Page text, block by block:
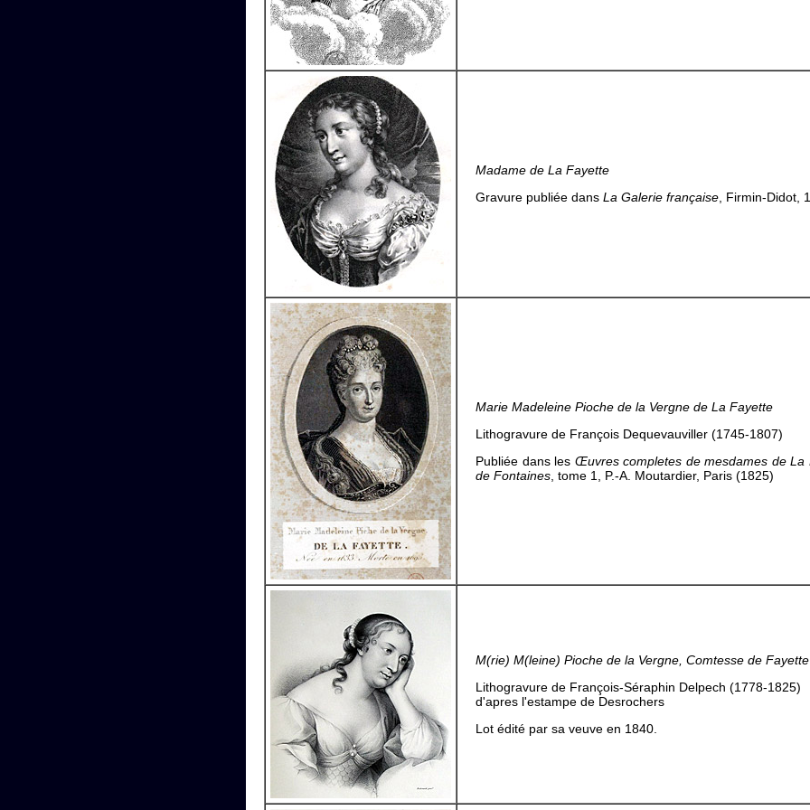
Madame de La Fayette
Gravure publiée dans La Galerie française , Firmin-Didot,
Marie Madeleine Pioche de la Vergne de La Fayette
Lithogravure de François Dequevauviller (1745-1807)
Publiée dans les Œuvres completes de mesdames de La
de Fontaines , tome 1, P.-A. Moutardier, Paris (1825)
M(rie) M(leine) Pioche de la Vergne, Comtesse de Fayette
Lithogravure de François-Séraphin Delpech (1778-1825)
d'apres l'estampe de Desrochers
Lot édité par sa veuve en 1840.